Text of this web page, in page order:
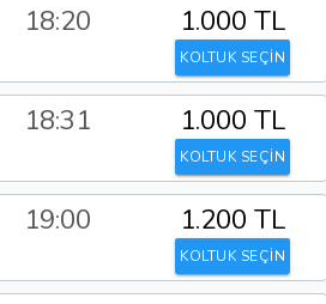
18:20 1.000 TL
KOLTUK SEÇİN
18:31 1.000 TL
KOLTUK SEÇİN
19:00 1.200 TL
KOLTUK SEÇİN